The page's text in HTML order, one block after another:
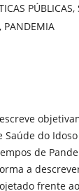
PANDEMIA
Saúde do
de
a
frente